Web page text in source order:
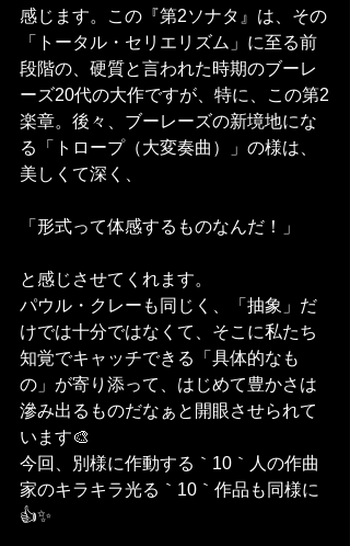
感じます。この『第2ソナタ』は、その
「トータル・セリエリズム」に至る前
段階の、硬質と言われた時期のブーレ
ーズ20代の大作ですが、特に、この第2
楽章。後々、ブーレーズの新境地にな
る「トロープ（大変奏曲）」の様は、
美しくて深く、
「形式って体感するものなんだ！」
と感じさせてくれます。
パウル・クレーも同じく、「抽象」だ
けでは十分ではなくて、そこに私たち
知覚でキャッチできる「具体的なも
の」が寄り添って、はじめて豊かさは
滲み出るものだなぁと開眼させられて
います🎨
今回、別様に作動する｀10｀人の作曲
家のキラキラ光る｀10｀作品も同様に
👍✨